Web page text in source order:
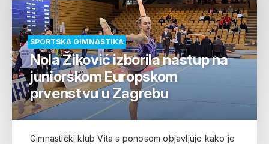
SPORTSKA GIMNASTIKA
Nola Žiković izborila nastup na
juniorskom Europskom
prvenstvu u Zagrebu
Gimnastički klub Vita s ponosom objavljuje kako je